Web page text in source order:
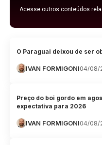
Acesse outros conteúdos
O Paraguai deixou de ser
IVAN FORMIGONI04/08/
Preço do boi gordo em
expectativa para 2026
IVAN FORMIGONI04/08/